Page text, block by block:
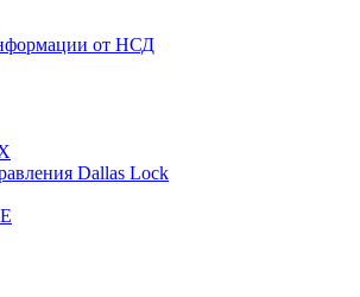
от НСД
Dallas Lock